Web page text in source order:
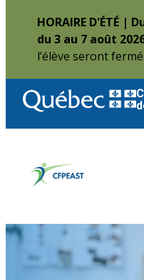
HORAIRE D'ÉTÉ |
du 3 au 7 août
l’élève seront